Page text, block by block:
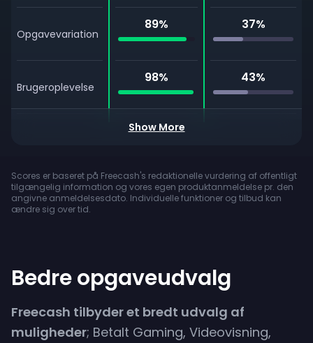
Opgavevariation
Brugeroplevelse
Mobilapp
Tilmeldingsbonus
Crypto-
Bankoverførsel
89%
98%
37%
43%
Show More
Scores er baseret på Freecash's redaktionelle vurdering af offentligt
tilgængelig information og vores egen produktanmeldelse pr. den
angivne anmeldelsesdato. Individuelle funktioner og tilbud kan
ændre sig over tid.
Bedre opgaveudvalg
Freecash tilbyder et bredt udvalg af
muligheder; Betalt Gaming, Videovisning,